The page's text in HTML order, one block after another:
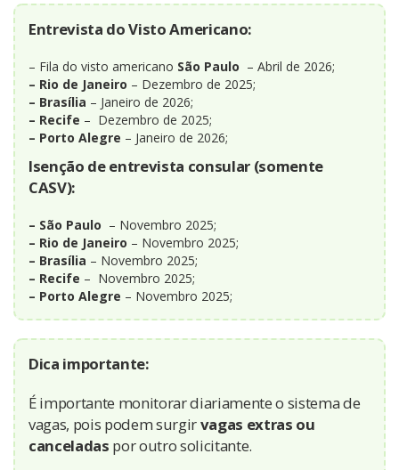
Entrevista do Visto Americano:
– Fila do visto americano São Paulo – Abril de 2026;
– Rio de Janeiro – Dezembro de 2025;
– Brasília – Janeiro de 2026;
– Recife – Dezembro de 2025;
– Porto Alegre – Janeiro de 2026;
Isenção de entrevista consular (somente
CASV):
– São Paulo – Novembro 2025;
– Rio de Janeiro – Novembro 2025;
– Brasília – Novembro 2025;
– Recife – Novembro 2025;
– Porto Alegre – Novembro 2025;
Dica importante:
É importante monitorar diariamente o sistema de
vagas, pois podem surgirvagas extras ou
canceladas por outro solicitante.